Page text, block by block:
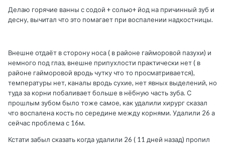
Делаю горячие ванны с содой + солью+ йод на причинный зуб и
десну, вычитал что это помагает при воспалении надкостницы.
Внешне отдаёт в сторону носа ( в районе гайморовой пазухи) и
немного под глаз, внешне припухлости практически нет ( в
районе гайморовой вродь чутку что то просматривается),
температуры нет, каналы вродь сухие, нет явных выделений, но
туда за корни побаливает больше в нёбную часть зуба. С
прошлым зубом было тоже самое, как удалили хирург сказал
что воспалена кость по середине между корнями. Удалили 26 а
сейчас проблема с 16м.
Кстати забыл сказать когда удалили 26 ( 11 дней назад) пропил